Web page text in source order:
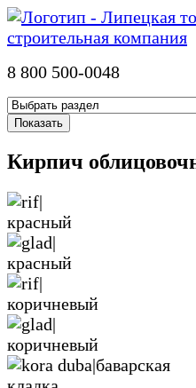
8 800 500-0048
Кирпич